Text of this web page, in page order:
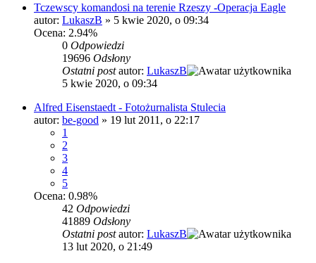
Tczewscy komandosi na terenie Rzeszy -Operacja Eagle
autor: LukaszB » 5 kwie 2020, o 09:34
Ocena: 2.94%
0 Odpowiedzi
19696 Odsłony
Ostatni postautor: LukaszB
5 kwie 2020, o 09:34
Alfred Eisenstaedt - Fotożurnalista Stulecia
autor: be-good » 19 lut 2011, o 22:17
1
2
3
4
5
Ocena: 0.98%
42 Odpowiedzi
41889 Odsłony
Ostatni postautor: LukaszB
13 lut 2020, o 21:49